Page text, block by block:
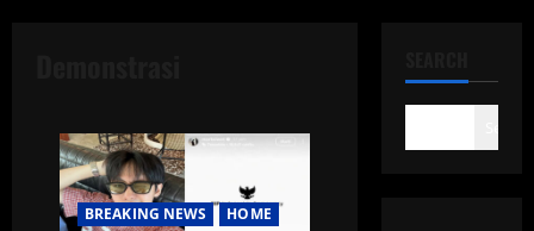
BREAKING NEWS
HOME